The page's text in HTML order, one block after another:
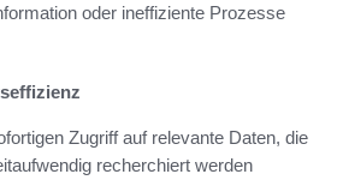
oder ineffiziente Prozesse
Zugriff auf relevante Daten, die
recherchiert werden